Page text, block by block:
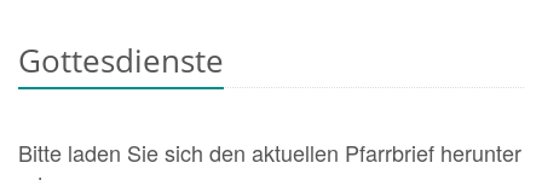
Gottesdienste
Bitte laden Sie sich den aktuellen Pfarrbrief herunter